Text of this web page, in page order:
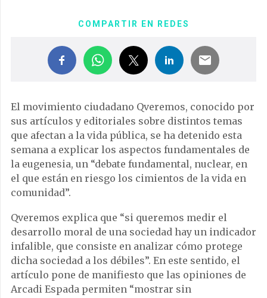
COMPARTIR EN REDES
El movimiento ciudadano Qveremos, conocido por
sus artículos y editoriales sobre distintos temas
que afectan a la vida pública, se ha detenido esta
semana a explicar los aspectos fundamentales de
la eugenesia, un “debate fundamental, nuclear, en
el que están en riesgo los cimientos de la vida en
comunidad”.
Qveremos explica que “si queremos medir el
desarrollo moral de una sociedad hay un indicador
infalible, que consiste en analizar cómo protege
dicha sociedad a los débiles”. En este sentido, el
artículo pone de manifiesto que las opiniones de
Arcadi Espada permiten “mostrar sin